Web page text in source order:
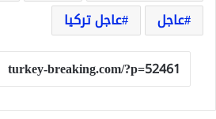
عاجل
عاجل تركيا